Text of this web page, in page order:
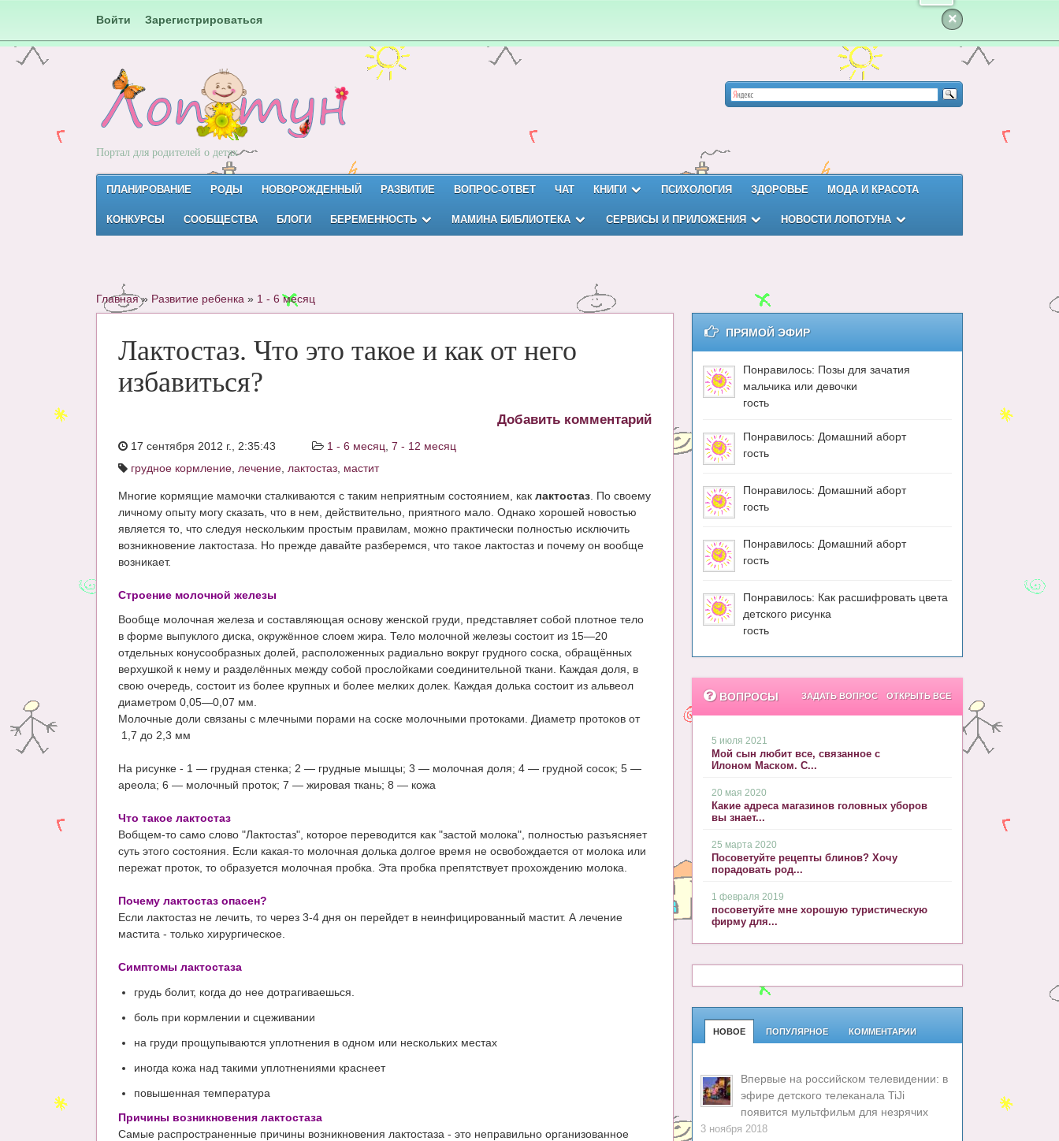
Войти Зарегистрироваться ×
Портал для родителей о детях
ПЛАНИРОВАНИЕ РОДЫ НОВОРОЖДЕННЫЙ РАЗВИТИЕ ВОПРОС-ОТВЕТ ЧАТ КНИГИ ПСИХОЛОГИЯ ЗДОРОВЬЕ МОДА И КРАСОТА
КОНКУРСЫ СООБЩЕСТВА БЛОГИ БЕРЕМЕННОСТЬ МАМИНА БИБЛИОТЕКА СЕРВИСЫ И ПРИЛОЖЕНИЯ НОВОСТИ ЛОПОТУНА
Главная» Развитие ребенка » 1 - 6 месяц
Лактостаз. Что это такое и как от него
избавиться?
Добавить комментарий
17 сентября 2012 г., 2:35:43 1 - 6 месяц 7 - 12 месяц
грудное кормление лечение лактостаз мастит
Многие кормящие мамочки сталкиваются с таким неприятным состоянием, как лактостаз . По своему
личному опыту могу сказать, что в нем, действительно, приятного мало. Однако хорошей новостью
является то, что следуя нескольким простым правилам, можно практически полностью исключить
возникновение лактостаза. Но прежде давайте разберемся, что такое лактостаз и почему он вообще
возникает.
Строение молочной железы
Вообще молочная железа и составляющая основу женской груди, представляет собой плотное тело
в форме выпуклого диска, окружённое слоем жира. Тело молочной железы состоит из 15—20
отдельных конусообразных долей, расположенных радиально вокруг грудного соска, обращённых
верхушкой к нему и разделённых между собой прослойками соединительной ткани. Каждая доля, в
свою очередь, состоит из более крупных и более мелких долек. Каждая долька состоит из альвеол
диаметром 0,05—0,07 мм.
Молочные доли связаны с млечными порами на соске молочными протоками. Диаметр протоков от
1,7 до 2,3 мм
На рисунке - 1 — грудная стенка; 2 — грудные мышцы; 3 — молочная доля; 4 — грудной сосок; 5 —
ареола; 6 — молочный проток; 7 — жировая ткань; 8 — кожа
Что такое лактостаз
Вобщем-то само слово "Лактостаз", которое переводится как "застой молока", полностью разъясняет
суть этого состояния. Если какая-то молочная долька долгое время не освобождается от молока или
пережат проток, то образуется молочная пробка. Эта пробка препятствует прохождению молока.
Почему лактостаз опасен?
Если лактостаз не лечить, то через 3-4 дня он перейдет в неинфицированный мастит. А лечение
мастита - только хирургическое.
Симптомы лактостаза
грудь болит, когда до нее дотрагиваешься.
боль при кормлении и сцеживании
на груди прощупываются уплотнения в одном или нескольких местах
иногда кожа над такими уплотнениями краснеет
повышенная температура
Причины возникновения лактостаза
Самые распространенные причины возникновения лактостаза - это неправильно организованное
ПРЯМОЙ ЭФИР
Понравилось: Позы для зачатия
мальчика или девочки
гость
Понравилось: Домашний аборт
гость
Понравилось: Домашний аборт
гость
Понравилось: Домашний аборт
гость
Понравилось: Как расшифровать цвета
детского рисунка
гость
ВОПРОСЫ ОТКРЫТЬ ВСЕ
ЗАДАТЬ ВОПРОС
5 июля 2021
Мой сын любит все, связанное с
Илоном Маском. С...
20 мая 2020
Какие адреса магазинов головных уборов
вы знает...
25 марта 2020
Посоветуйте рецепты блинов? Хочу
порадовать род...
1 февраля 2019
посоветуйте мне хорошую туристическую
фирму для...
НОВОЕ ПОПУЛЯРНОЕ КОММЕНТАРИИ
Впервые на российском телевидении: в
эфире детского телеканала TiJi
появится мультфильм для незрячих
3 ноября 2018